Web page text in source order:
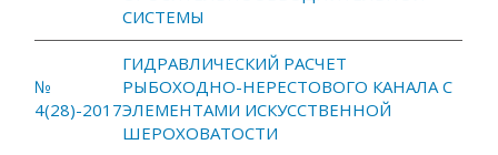
СИСТЕМЫ
№
4(28)-2017
ГИДРАВЛИЧЕСКИЙ РАСЧЕТ
РЫБОХОДНО-НЕРЕСТОВОГО КАНАЛА С
ЭЛЕМЕНТАМИ ИСКУССТВЕННОЙ
ШЕРОХОВАТОСТИ